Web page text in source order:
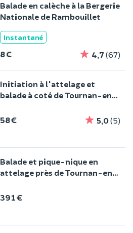
Balade en calèche à la Bergerie
Nationale de Rambouillet
Instantané
8 € 4,7 (67)
Initiation à l'attelage et
balade à coté de Tournan-en-
58 € 5,0(5)
Balade et pique-nique en
attelage près de Tournan-en-
391 €